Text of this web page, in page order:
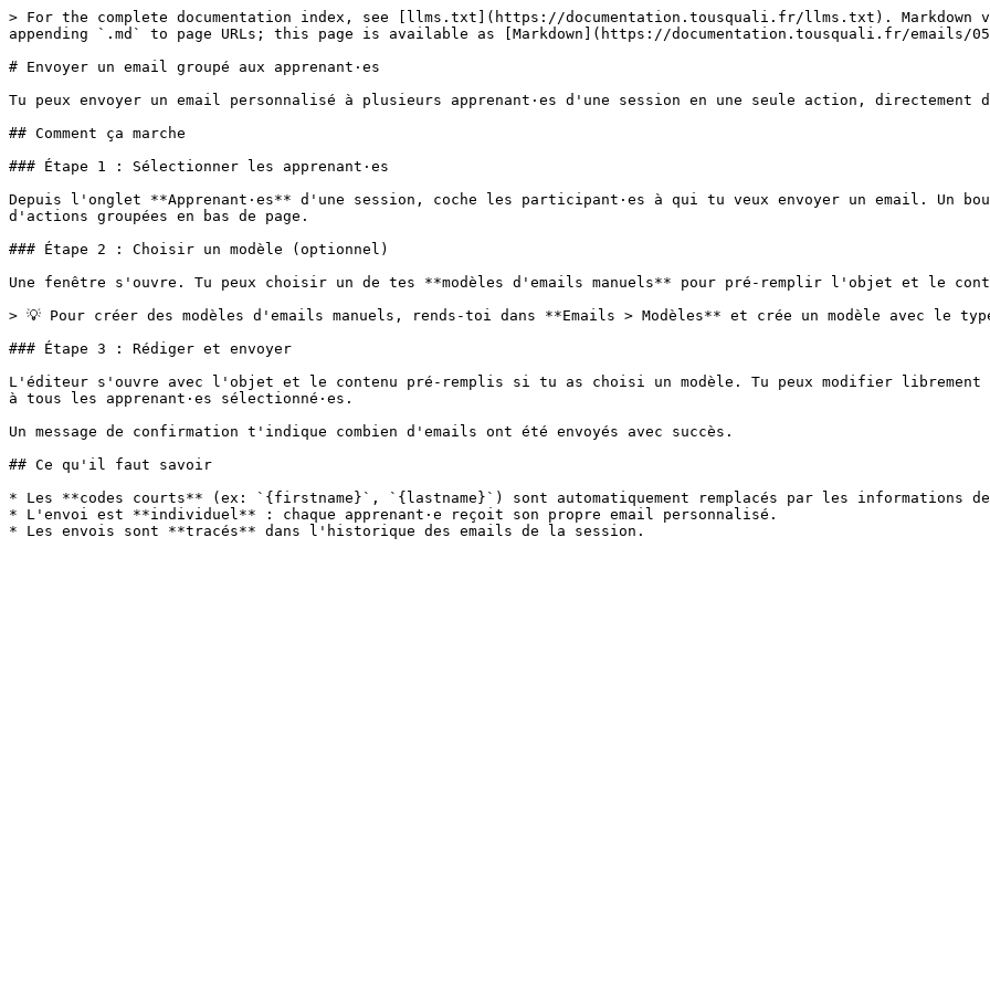
> For the complete documentation index, see [llms.txt](https://documentation.tousquali.fr/llms.txt). Markdown
appending `.md` to page URLs; this page is available as [Markdown](https://documentation.tousquali.fr/emails/
# Envoyer un email groupé aux apprenant·es
Tu peux envoyer un email personnalisé à plusieurs apprenant·es d'une session en une seule action,
## Comment ça marche
### Étape 1 : Sélectionner les apprenant·es
Depuis l'onglet **Apprenant·es** d'une session, coche les participant·es à qui tu veux envoyer un email. Un
d'actions groupées en bas de page.
### Étape 2 : Choisir un modèle (optionnel)
Une fenêtre s'ouvre. Tu peux choisir un de tes **modèles d'emails manuels** pour pré-remplir l'objet et le
> 💡 Pour créer des modèles d'emails manuels, rends-toi dans **Emails > Modèles** et crée un modèle avec le
### Étape 3 : Rédiger et envoyer
L'éditeur s'ouvre avec l'objet et le contenu pré-remplis si tu as choisi un modèle. Tu peux modifier
à tous les apprenant·es sélectionné·es.
Un message de confirmation t'indique combien d'emails ont été envoyés avec succès.
## Ce qu'il faut savoir
* Les **codes courts** (ex: `{firstname}`, `{lastname}`) sont automatiquement remplacés par les informations de
* L'envoi est **individuel** : chaque apprenant·e reçoit son propre email personnalisé.